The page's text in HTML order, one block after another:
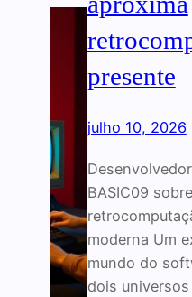
presente
julho 10, 2026
BASIC09
moderna Um
mundo do
dois